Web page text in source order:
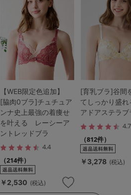
【WEB限定色追加】
[脇肉0ブラ]チュチュア
ンナ史上最強の着痩せ
を叶える レーシーア
ントレッドブラ
4.4
（214件）
￥2,530 (税込)
[育乳ブラ]谷間
てしっかり盛
アドアステラブ
4.7
（812件）
￥3,278 (税込)